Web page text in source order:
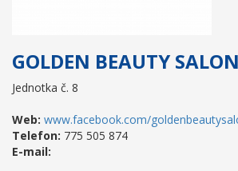
GOLDEN BEAUTY SALON
Jednotka č. 8
Web: www.facebook.com/
Telefon: 775 505 874
E-mail: